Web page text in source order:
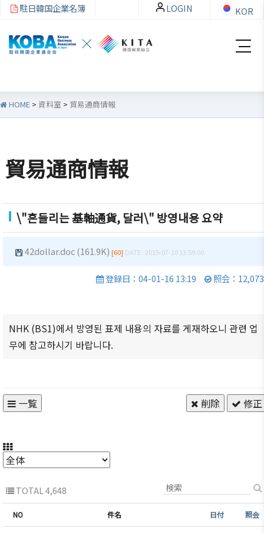
連
介
定款
組織図
部
ウェブ
シビリ
針
社加
入・
韓企連
入
会員権
会員社
検索/リ
スト
お問い
動
員会
クラブ
会員社
お知ら
せ・イ
貿易通
商情報
イベン
ー
サイト
マップ
駐日韓国企業名簿 KOR
LOGIN
HOME > 資料室 > 貿易通商情報
貿易通商情報
\"흔들리는 基軸通貨, 달러\" 방영내용 요약
42dollar.doc (161.9K) [60] DATE : 2015-07-10 13:59:00
登録日：04-01-16 13:19 照会：12,073
NHK (BS1)에서 방영된 표제 내용의 자료를 게재하오니 관련 업
무에 참고하시기 바랍니다.
一覧 削除 修正
TOTAL 4,648
NO 件名 日付 照会